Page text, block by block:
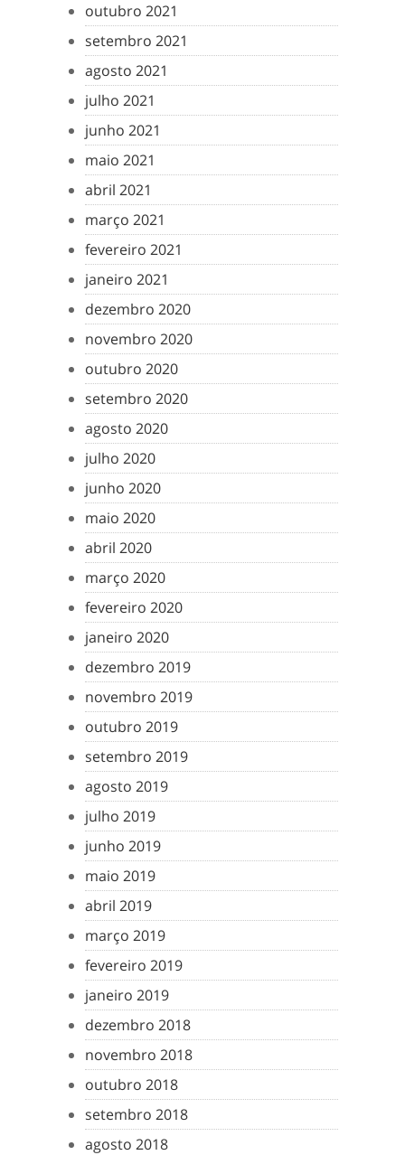
outubro 2021
setembro 2021
agosto 2021
julho 2021
junho 2021
maio 2021
abril 2021
março 2021
fevereiro 2021
janeiro 2021
dezembro 2020
novembro 2020
outubro 2020
setembro 2020
agosto 2020
julho 2020
junho 2020
maio 2020
abril 2020
março 2020
fevereiro 2020
janeiro 2020
dezembro 2019
novembro 2019
outubro 2019
setembro 2019
agosto 2019
julho 2019
junho 2019
maio 2019
abril 2019
março 2019
fevereiro 2019
janeiro 2019
dezembro 2018
novembro 2018
outubro 2018
setembro 2018
agosto 2018